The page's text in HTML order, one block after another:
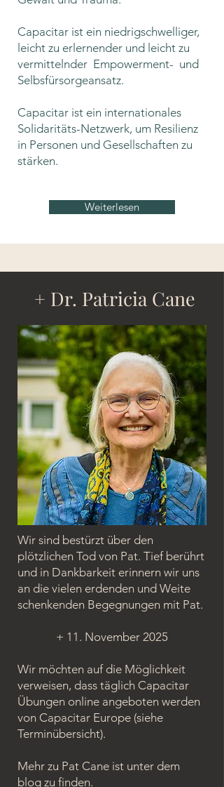
Capacitar ist ein niedrigschwelliger,
leicht zu erlernender und leicht zu
vermittelnder Empowerment- und
Selbsfürsorgeansatz.
Capacitar ist ein internationales
Solidaritäts-Netzwerk, um Resilienz
in Personen und Gesellschaften zu
stärken.
Weiterlesen
+ Dr. Patricia Cane
Wir sind bestürzt über den
plötzlichen Tod von Pat. Tief berührt
und in Dankbarkeit erinnern wir uns
an die vielen erdenden und Weite
schenkenden Begegnungen mit Pat.
+ 11. November 2025
Wir möchten auf die Möglichkeit
verweisen, dass täglich Capacitar
Übungen online angeboten werden
von Capacitar Europe (siehe
Terminübersicht).
Mehr zu Pat Cane ist unter dem
blog zu finden.